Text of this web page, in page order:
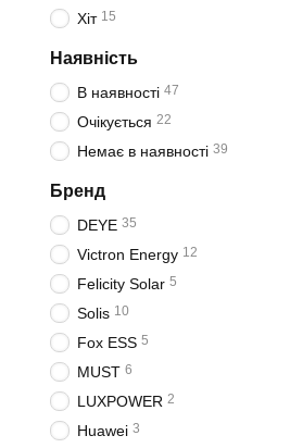
Хіт 15
Наявність
В наявності 47
Очікується 22
Немає в наявності 39
Бренд
DEYE 35
Victron Energy 12
Felicity Solar 5
Solis 10
Fox ESS 5
MUST 6
LUXPOWER 2
Huawei 3